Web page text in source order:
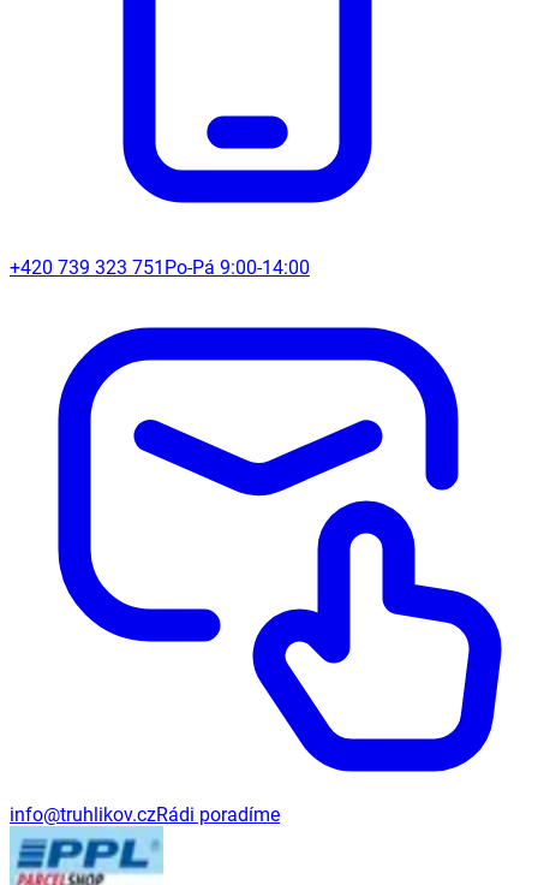
+420 739 323 751 Po-Pá 9:00-14:00
info@truhlikov.czRádi poradíme